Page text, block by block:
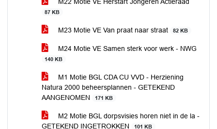
87 KB
M23 Motie VE Van praat naar straat 82 KB
M24 Motie VE Samen sterk voor werk - NWG
140 KB
M1 Motie BGL CDA CU VVD - Herziening
Natura 2000 beheersplannen - GETEKEND
AANGENOMEN
171 KB
M2 Motie BGL dorpsvisies horen niet in de la -
GETEKEND INGETROKKEN
101 KB